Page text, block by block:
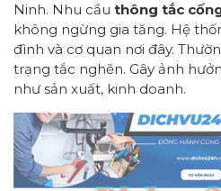
Ninh. Nhu cầu thông tắc
không ngừng gia tăng. Hệ
đình và cơ quan nơi đây.
trạng tắc nghẽn. Gây ảnh
như sản xuất, kinh doanh.